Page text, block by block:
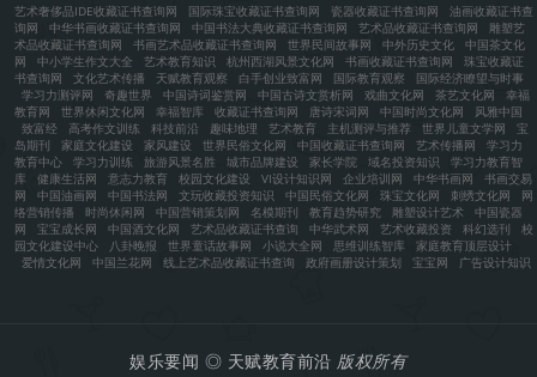
艺术奢侈品IDE收藏证书查询网 国际珠宝收藏证书查询网 瓷器收藏证书查询网
油画收藏证书查
询网
中华书画收藏证书查询网 中国书法大典收藏证书查询网 艺术品收藏证书查询网
雕塑艺
术品收藏证书查询网
书画艺术品收藏证书查询网 世界民间故事网 中外历史文化
中国茶文化
网
中小学生作文大全 艺术教育知识 杭州西湖风景文化网 书画收藏证书查询网
珠宝收藏证
书查询网
文化艺术传播 天赋教育观察 白手创业致富网 国际教育观察
国际经济瞭望与时事
学习力测评网
奇趣世界 中国诗词鉴赏网 中国古诗文赏析网 戏曲文化网 茶艺文化网
幸福
教育网
世界休闲文化网 幸福智库 收藏证书查询网 唐诗宋词网 中国时尚文化网
风雅中国
致富经
高考作文训练 科技前沿 趣味地理 艺术教育 主机测评与推荐 世界儿童文学网
宝
岛期刊
家庭文化建设 家风建设 世界民俗文化网 中国收藏证书查询网 艺术传播网
学习力
教育中心
学习力训练 旅游风景名胜 城市品牌建设 家长学院 域名投资知识
学习力教育智
库
健康生活网 意志力教育 校园文化建设 VI设计知识网 企业培训网 中华书画网
书画交易
网
中国油画网 中国书法网 文玩收藏投资知识 中国民俗文化网 珠宝文化网 刺绣文化网
网
络营销传播
时尚休闲网 中国营销策划网 名模期刊 教育趋势研究 雕塑设计艺术
中国瓷器
网
宝宝成长网 中国酒文化网 艺术品收藏证书查询 中华武术网 艺术收藏投资 科幻选刊
校
园文化建设中心
八卦晚报 世界童话故事网 小说大全网 思维训练智库
家庭教育顶层设计
爱情文化网
中国兰花网 线上艺术品收藏证书查询 政府画册设计策划 宝宝网 广告设计知识
娱乐要闻 ◎ 天赋教育前沿 版权所有